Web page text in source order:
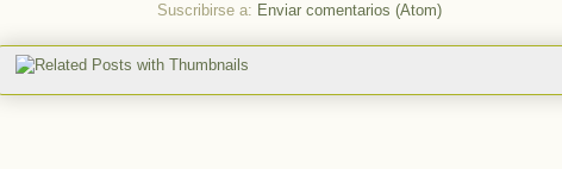
Suscribirse a: Enviar comentarios (Atom)